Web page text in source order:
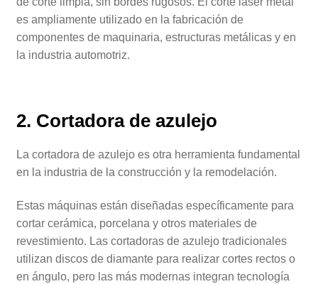
es ampliamente utilizado en la fabricación de
componentes de maquinaria, estructuras metálicas y en
la industria automotriz.
2. Cortadora de azulejo
La cortadora de azulejo es otra herramienta fundamental
en la industria de la construcción y la remodelación.
Estas máquinas están diseñadas específicamente para
cortar cerámica, porcelana y otros materiales de
revestimiento. Las cortadoras de azulejo tradicionales
utilizan discos de diamante para realizar cortes rectos o
en ángulo, pero las más modernas integran tecnología